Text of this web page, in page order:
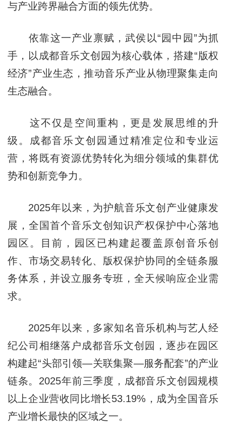
与产业跨界融合方面的领先优势。
依靠这一产业禀赋，武侯以“园中园”为抓
手，以成都音乐文创园为核心载体，搭建“版权
经济”产业生态，推动音乐产业从物理聚集走向
生态融合。
这不仅是空间重构，更是发展思维的升
级。成都音乐文创园通过精准定位和专业运
营，将既有资源优势转化为细分领域的集群优
势和创新竞争力。
2025年以来，为护航音乐文创产业健康发
展，全国首个音乐文创知识产权保护中心落地
园区。目前，园区已构建起覆盖原创音乐创
作、市场交易转化、版权保护协同的全链条服
务体系，并设立服务专班，全天候响应企业需
求。
2025年以来，多家知名音乐机构与艺人经
纪公司相继落户成都音乐文创园，逐步在园区
构建起“头部引领—关联集聚—服务配套”的产业
链条。2025年前三季度，成都音乐文创园规模
以上企业营收同比增长53.19%，成为全国音乐
产业增长最快的区域之一。